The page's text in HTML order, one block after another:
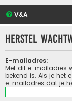
V&A
Herstel
E-mailadres:
Met dit e-mailadres
bekend is. Als je het
e-mailadres dat je